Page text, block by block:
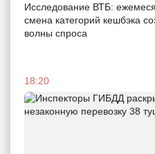
Исследование ВТБ:
смена категорий кешбэка
волны спроса
18:20